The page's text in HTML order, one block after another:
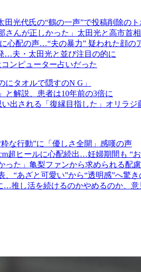
光代氏の“鶴の一声”で投稿削除のト
んが正しかった」太田光と高市首
心配の声…“夫の暴力” 疑われた顔の
…夫・太田光と並び注目の的に
ンピューター占いだった
タオルで隠すのN G」
解説、患者は10年前の3倍に
出される「復縁目指した」オリラジ
な行動”に「優しさ全開」感嘆の声
超ヒールに心配続出…妊婦期間も “
った」亀梨ファンから求められる配慮
“あざと可愛い”から“透明感”へ驚き
推し活を続けるのかやめるのか、意